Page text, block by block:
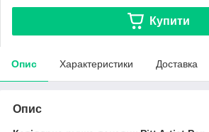
Купити
Опис Характеристики Доставка
Опис